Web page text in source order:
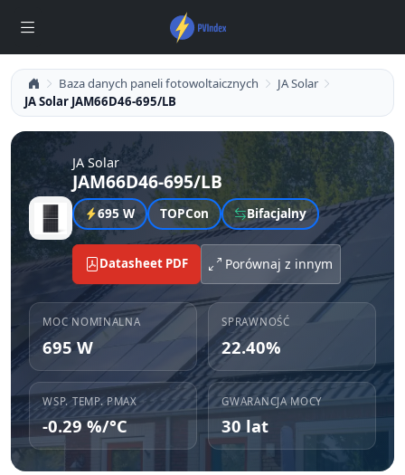
Baza danych paneli fotowoltaicznych
JA Solar
JA Solar JAM66D46-695/LB
JA Solar
JAM66D46-695/LB
695 W TOPCon Bifacjalny
Datasheet PDF Porównaj z innym
MOC NOMINALNA
695 W
SPRAWNOŚĆ
22.40%
WSP. TEMP. PMAX
-0.29 %/°C
GWARANCJA MOCY
30 lat